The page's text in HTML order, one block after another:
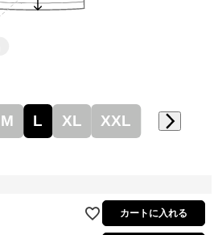
M L XL XXL
カートに入れる